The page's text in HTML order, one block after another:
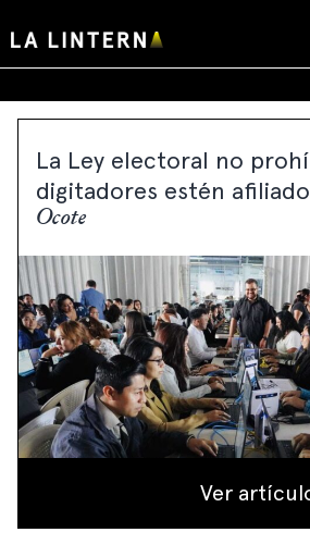
to
La Ley electoral no
digitadores estén
Ocote
Ver